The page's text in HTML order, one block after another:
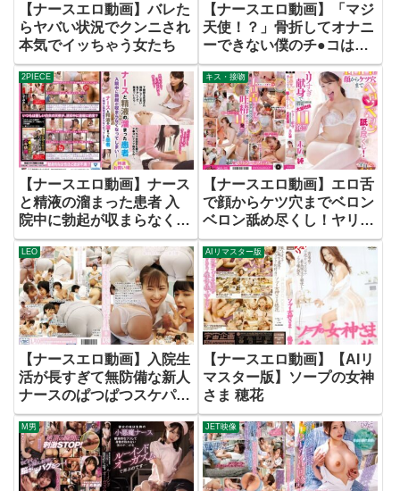
【ナースエロ動画】バレた
らヤバい状況でクンニされ
本気でイッちゃう女たち
【ナースエロ動画】「マジ
天使！？」骨折してオナニ
ーできない僕のチ●コは我
慢の限界！それを見かねた
美人ナースは使命感に駆ら
れたのか優しく手を添えて
くれ… 10
2PIECE
【ナースエロ動画】ナース
と精液の溜まった患者 入
院中に勃起が収まらなくな
ってしまい…
キス・接吻
【ナースエロ動画】エロ舌
で顔からケツ穴までベロン
ベロン舐め尽くし！ヤリす
ぎ献身でキンタマ空っぽに
なるまで大量吐精11発！！
末広純
LEO
【ナースエロ動画】入院生
活が長すぎて無防備な新人
ナースのぱつぱつスケパン
尻で毎日勃起してしまう僕
8
AIリマスター版
【ナースエロ動画】【AIリ
マスター版】ソープの女神
さま 穂花
M男 JET映像